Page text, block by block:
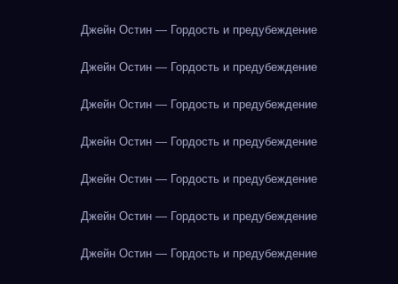
Джейн Остин — Гордость и предубеждение
Джейн Остин — Гордость и предубеждение
Джейн Остин — Гордость и предубеждение
Джейн Остин — Гордость и предубеждение
Джейн Остин — Гордость и предубеждение
Джейн Остин — Гордость и предубеждение
Джейн Остин — Гордость и предубеждение